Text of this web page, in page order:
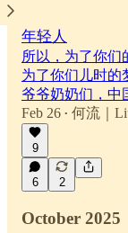
年轻人
所以，为了你们
为了你们儿时的
爷爷奶奶们，中
Feb 26 • 何流｜
9
6 2
October 2025